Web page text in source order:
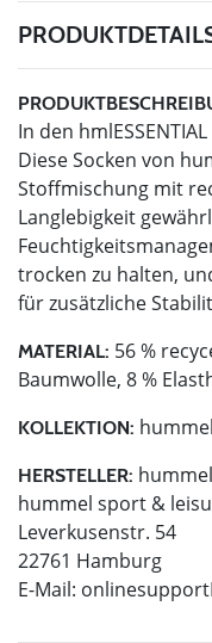
In den
Diese Socken von
Stoffmischung mit
Langlebigkeit
trocken zu halten,
für zusätzliche
MATERIAL: 56 %
Baumwolle, 8 %
KOLLEKTION:
HERSTELLER: hummel
hummel sport &
Leverkusenstr. 54
22761 Hamburg
E-Mail: